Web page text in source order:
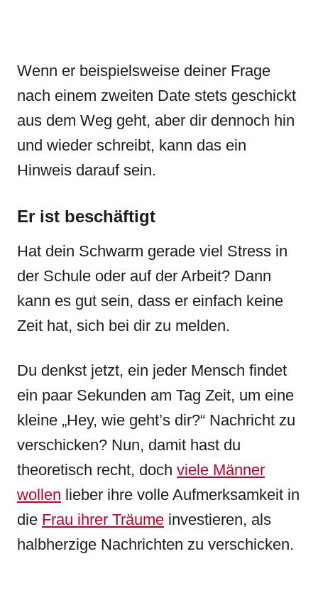
Wenn er beispielsweise deiner Frage
nach einem zweiten Date stets geschickt
aus dem Weg geht, aber dir dennoch hin
und wieder schreibt, kann das ein
Hinweis darauf sein.
Er ist beschäftigt
Hat dein Schwarm gerade viel Stress in
der Schule oder auf der Arbeit? Dann
kann es gut sein, dass er einfach keine
Zeit hat, sich bei dir zu melden.
Du denkst jetzt, ein jeder Mensch findet
ein paar Sekunden am Tag Zeit, um eine
kleine „Hey, wie geht’s dir?“ Nachricht zu
verschicken? Nun, damit hast du
theoretisch recht, doch viele Männer
wollen lieber ihre volle Aufmerksamkeit in
die Frau ihrer Träume investieren, als
halbherzige Nachrichten zu verschicken.